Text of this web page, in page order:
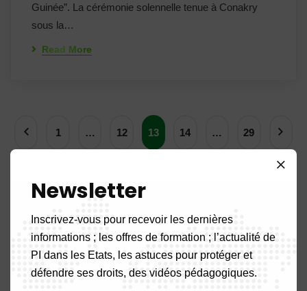
Guinée”. La cérémonie solennelle tenue à Conakry
sous la…
Read More
1 … 12 13 14 … 29
Rechercher
Newsletter
Inscrivez-vous pour recevoir les dernières
informations ; les offres de formation ; l’actualité de
PI dans les Etats, les astuces pour protéger et
défendre ses droits, des vidéos pédagogiques.